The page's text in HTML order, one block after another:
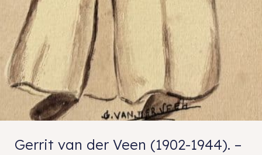
Gerrit van der Veen (1902-1944). –